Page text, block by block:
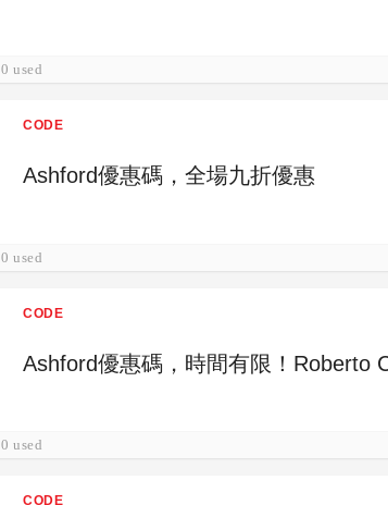
0 used
CODE
Ashford優惠碼，全場九折優惠
0 used
CODE
Ashford優惠碼，時間有限！Roberto
0 used
CODE